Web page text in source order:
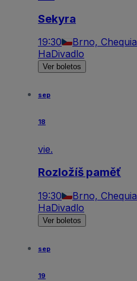
Sekyra
19:30 Brno, Chequia
HaDivadlo
Ver boletos
sep
18
vie.
Rozložíš paměť
19:30 Brno, Chequia
HaDivadlo
Ver boletos
sep
19